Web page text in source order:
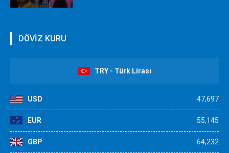
DÖVİZ KURU
TRY - Türk Lirası
USD 47,697
EUR 55,145
GBP 64,232